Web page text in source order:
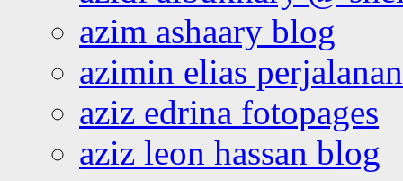
azim ashaary blog
azimin elias
aziz edrina fotopages
aziz leon hassan blog